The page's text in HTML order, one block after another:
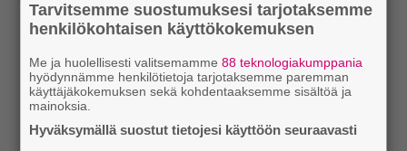
Tarvitsemme suostumuksesi tarjotaksemme
henkilökohtaisen käyttökokemuksen
Me ja huolellisesti valitsemamme88 teknologiakumppania
hyödynnämme henkilötietoja tarjotaksemme paremman
käyttäjäkokemuksen sekä kohdentaaksemme sisältöä ja
mainoksia.
Hyväksymällä suostut tietojesi käyttöön seuraavasti